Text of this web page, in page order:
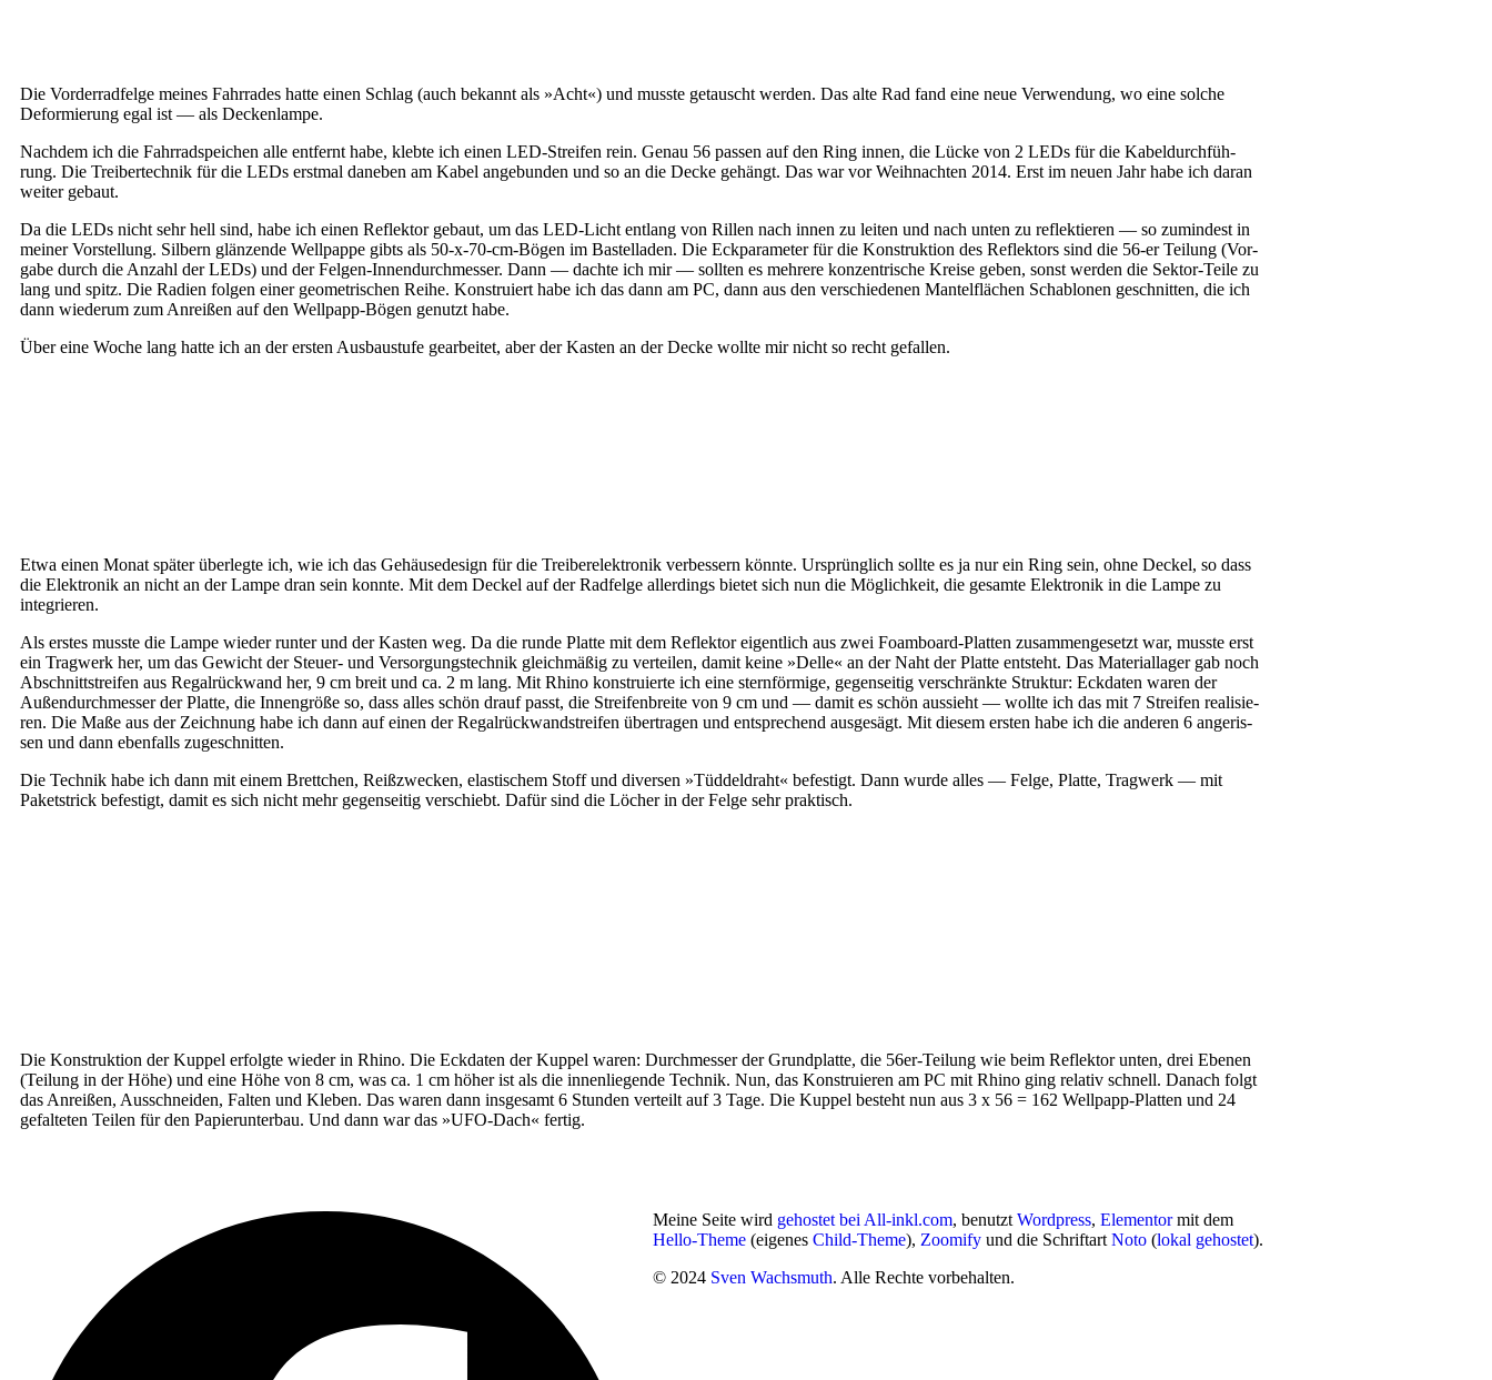
Die Vor­der­rad­fel­ge mei­nes Fahr­ra­des hat­te einen Schlag (auch bekannt als »Acht«) und muss­te getauscht wer­den. Das alte Rad fand eine neue Ver­wen­dung, wo eine sol­che
Defor­mie­rung egal ist — als Deckenlampe.
Nach­dem ich die Fahr­rad­spei­chen alle ent­fernt habe, kleb­te ich einen LED-Streifen rein. Genau 56 pas­sen auf den Ring innen, die Lücke von 2 LEDs für die Kabel­durch­füh­
rung. Die Trei­ber­tech­nik für die LEDs erst­mal dane­ben am Kabel ange­bun­den und so an die Decke gehängt. Das war vor Weih­nach­ten 2014. Erst im neu­en Jahr habe ich dar­an
wei­ter gebaut.
Da die LEDs nicht sehr hell sind, habe ich einen Reflek­tor gebaut, um das LED-Licht ent­lang von Ril­len nach innen zu lei­ten und nach unten zu reflek­tie­ren — so zumin­dest in
mei­ner Vor­stel­lung. Sil­bern glän­zen­de Well­pap­pe gibts als 50-x-70-cm-Bögen im Bas­tel­la­den. Die Eck­pa­ra­me­ter für die Kon­struk­ti­on des Reflek­tors sind die 56-er Tei­lung (Vor­
ga­be durch die Anzahl der LEDs) und der Felgen-Innendurchmesser. Dann — dach­te ich mir — soll­ten es meh­re­re kon­zen­tri­sche Krei­se geben, sonst wer­den die Sektor-Teile zu
lang und spitz. Die Radi­en fol­gen einer geo­me­tri­schen Rei­he. Kon­stru­iert habe ich das dann am PC, dann aus den ver­schie­de­nen Man­tel­flä­chen Scha­blo­nen geschnit­ten, die ich
dann wie­der­um zum Anrei­ßen auf den Wellpapp-Bögen genutzt habe.
Über eine Woche lang hat­te ich an der ers­ten Aus­bau­stu­fe gear­bei­tet, aber der Kas­ten an der Decke woll­te mir nicht so recht gefallen.
Etwa einen Monat spä­ter über­leg­te ich, wie ich das Gehäu­se­de­sign für die Trei­ber­elek­tro­nik ver­bes­sern könn­te. Ursprüng­lich soll­te es ja nur ein Ring sein, ohne Deckel, so dass
die Elek­tro­nik an nicht an der Lam­pe dran sein konn­te. Mit dem Deckel auf der Rad­fel­ge aller­dings bie­tet sich nun die Mög­lich­keit, die gesam­te Elek­tro­nik in die Lam­pe zu
integrieren.
Als ers­tes muss­te die Lam­pe wie­der run­ter und der Kas­ten weg. Da die run­de Plat­te mit dem Reflek­tor eigent­lich aus zwei Foamboard-Platten zusam­men­ge­setzt war, muss­te erst
ein Trag­werk her, um das Gewicht der Steuer- und Ver­sor­gungs­tech­nik gleich­mä­ßig zu ver­tei­len, damit kei­ne »Del­le« an der Naht der Plat­te ent­steht. Das Mate­ri­al­la­ger gab noch
Abschnitt­strei­fen aus Regal­rück­wand her, 9 cm breit und ca. 2 m lang. Mit Rhi­no kon­stru­ier­te ich eine stern­för­mi­ge, gegen­sei­tig ver­schränk­te Struk­tur: Eck­da­ten waren der
Außen­durch­mes­ser der Plat­te, die Innen­grö­ße so, dass alles schön drauf passt, die Strei­fen­brei­te von 9 cm und — damit es schön aus­sieht — woll­te ich das mit 7 Strei­fen rea­li­sie­
ren. Die Maße aus der Zeich­nung habe ich dann auf einen der Regal­rück­wand­strei­fen über­tra­gen und ent­spre­chend aus­ge­sägt. Mit die­sem ers­ten habe ich die ande­ren 6 ange­ris­
sen und dann eben­falls zugeschnitten.
Die Tech­nik habe ich dann mit einem Brett­chen, Reiß­zwe­cken, elas­ti­schem Stoff und diver­sen »Tüd­del­draht« befes­tigt. Dann wur­de alles — Fel­ge, Plat­te, Trag­werk — mit
Paket­strick befes­tigt, damit es sich nicht mehr gegen­sei­tig ver­schiebt. Dafür sind die Löcher in der Fel­ge sehr praktisch.
Die Kon­struk­ti­on der Kup­pel erfolg­te wie­der in Rhi­no. Die Eck­da­ten der Kup­pel waren: Durch­mes­ser der Grund­plat­te, die 56er-Teilung wie beim Reflek­tor unten, drei Ebe­nen
(Tei­lung in der Höhe) und eine Höhe von 8 cm, was ca. 1 cm höher ist als die innen­lie­gen­de Tech­nik. Nun, das Kon­stru­ie­ren am PC mit Rhi­no ging rela­tiv schnell. Danach folgt
das Anrei­ßen, Aus­schnei­den, Fal­ten und Kle­ben. Das waren dann ins­ge­samt 6 Stun­den ver­teilt auf 3 Tage. Die Kup­pel besteht nun aus 3 x 56 = 162 Wellpapp-Platten und 24
gefal­te­ten Tei­len für den Papier­un­ter­bau. Und dann war das »UFO-Dach« fertig.
Meine Seite wird gehostet bei All-inkl.com, benutzt Wordpress, Elementormit dem
Hello-Theme (eigenes Child-Theme), Zoomify und die Schriftart Noto (lokal gehostet).
© 2024 Sven Wachsmuth. Alle Rechte vorbehalten.